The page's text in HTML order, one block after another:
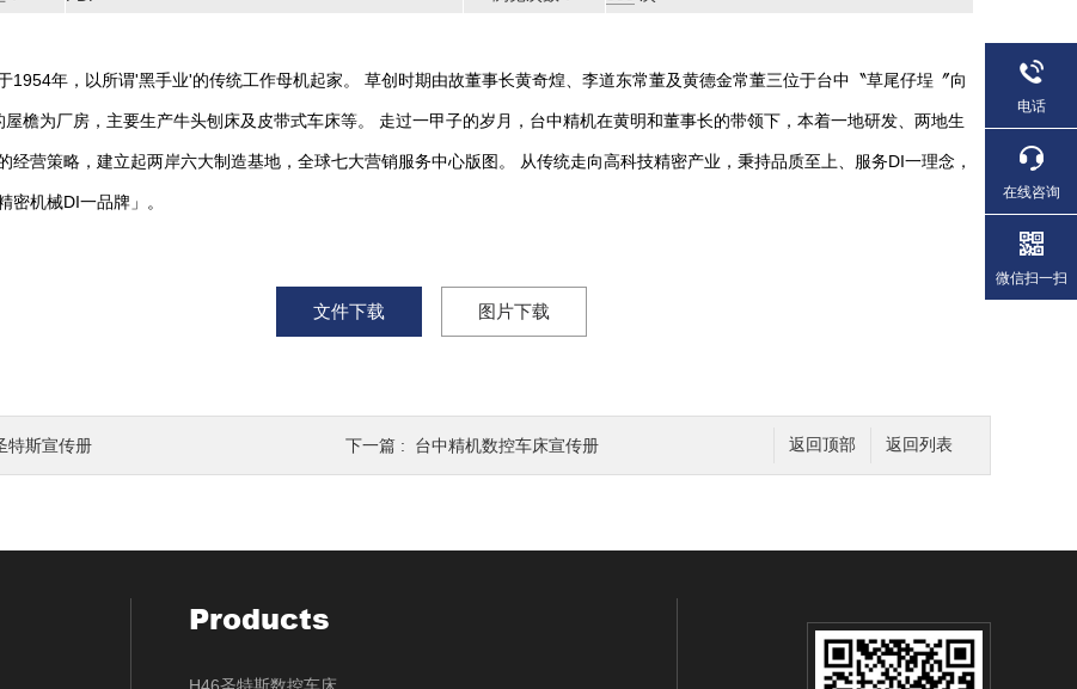
1954年，以所谓'黑手业'的传统工作母机起家。 草创时期由故董事长黄奇煌、李道东常董及黄德金常董三位于台中〝草尾仔埕〞向
屋檐为厂房，主要生产牛头刨床及皮带式车床等。 走过一甲子的岁月，台中精机在黄明和董事长的带领下，本着一地研发、两地生
经营策略，建立起两岸六大制造基地，全球七大营销服务中心版图。 从传统走向高科技精密产业，秉持品质至上、服务DI一理念，
密机械DI一品牌」。
文件下载 图片下载
返回列表
返回顶部
特斯宣传册 下一篇 : 台中精机数控车床宣传册
Products
电话
在线咨询
微信扫一扫